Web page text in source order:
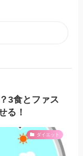
3食とファス
る！
ダイエット